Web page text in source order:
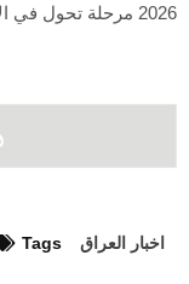
2026 مرحلة تحول في الأداء التجاري و التشغيلي".
Tags اخبار العراق